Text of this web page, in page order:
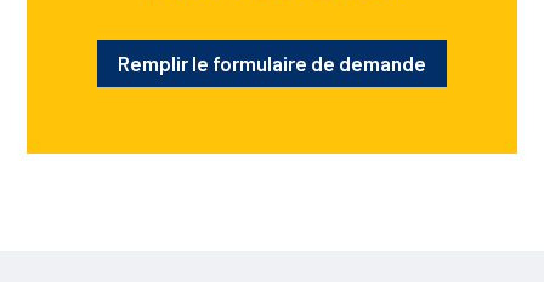
Remplir le formulaire de demande